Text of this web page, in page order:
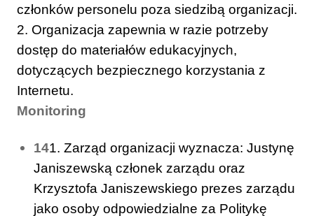
członków personelu poza siedzibą organizacji.
2. Organizacja zapewnia w razie potrzeby
dostęp do materiałów edukacyjnych,
dotyczących bezpiecznego korzystania z
Internetu.
Monitoring
141. Zarząd organizacji wyznacza: Justynę
Janiszewską członek zarządu oraz
Krzysztofa Janiszewskiego prezes zarządu
jako osoby odpowiedzialne za Politykę